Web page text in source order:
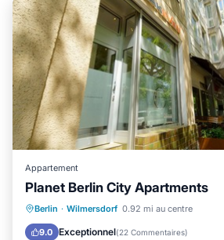
Appartement
Planet Berlin City Apartments
Berlin · Wilmersdorf 0.92 mi au centre
9.0 Exceptionnel(22 Commentaires)
Cheminée/Chauffage
Cuisine
Internet
Adapté aux enfants